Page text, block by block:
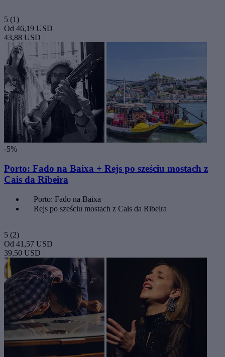
5 (1)
Od 46,19 USD
43,88 USD
-5%
Porto: Fado na Baixa + Rejs po sześciu mostach z
Cais da Ribeira
Porto: Fado na Baixa
Rejs po sześciu mostach z Cais da Ribeira
5 (2)
Od 41,57 USD
39,50 USD